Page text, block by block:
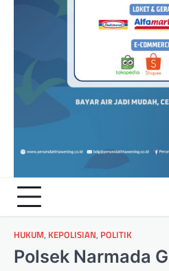
HUKUM, KEPOLISIAN, POLITIK
Polsek Narmada